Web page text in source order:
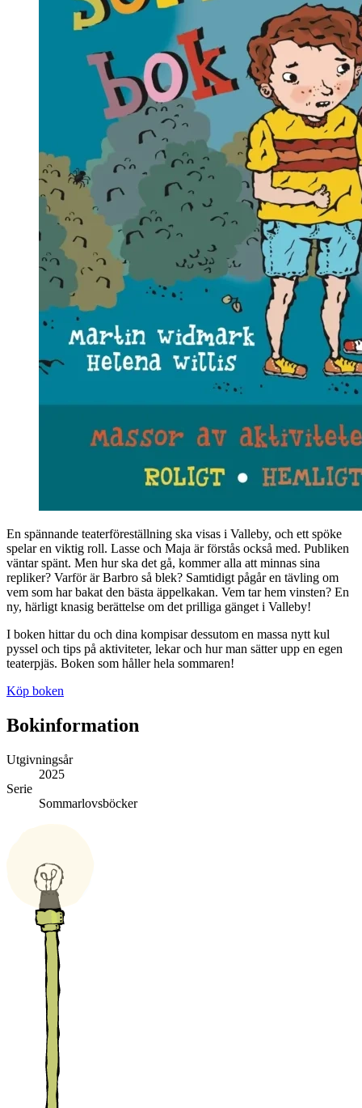
En spännande teaterföreställning ska visas i Valleby, och ett spöke
spelar en viktig roll. Lasse och Maja är förstås också med. Publiken
väntar spänt. Men hur ska det gå, kommer alla att minnas sina
repliker? Varför är Barbro så blek? Samtidigt pågår en tävling om
vem som har bakat den bästa äppelkakan. Vem tar hem vinsten? En
ny, härligt knasig berättelse om det prilliga gänget i Valleby!
I boken hittar du och dina kompisar dessutom en massa nytt kul
pyssel och tips på aktiviteter, lekar och hur man sätter upp en egen
teaterpjäs. Boken som håller hela sommaren!
Köp boken
Bokinformation
Utgivningsår
2025
Serie
Sommarlovsböcker